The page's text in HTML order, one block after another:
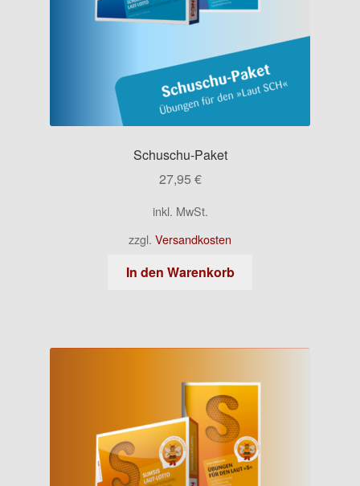
Schuschu-Paket
27,95 €
inkl. MwSt.
zzgl. Versandkosten
In den Warenkorb